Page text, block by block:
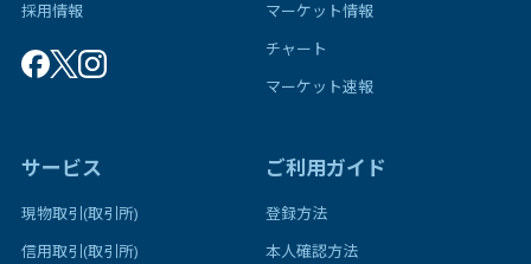
採用情報
マーケット情報
チャート
マーケット速報
サービス
現物取引(取引所)
信用取引(取引所)
ご利用ガイド
登録方法
本人確認方法